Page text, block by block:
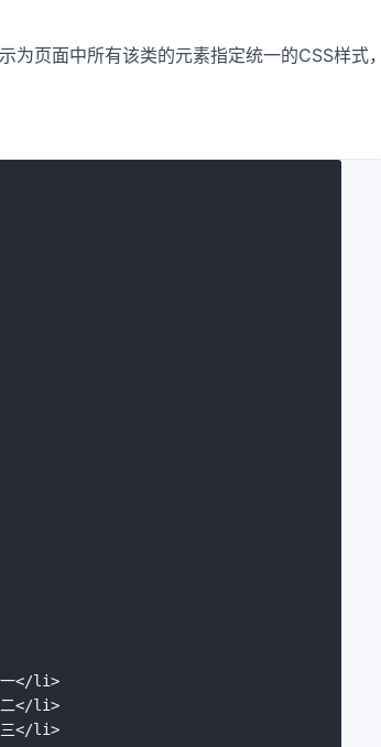
页面中所有该类的元素指定统一的CSS样式，
</li>
</li>
</li>